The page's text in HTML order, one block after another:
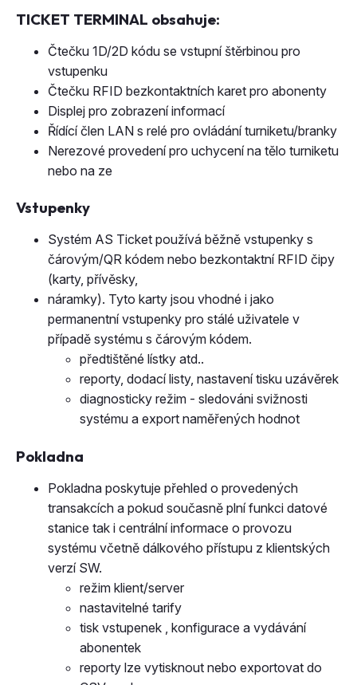
TICKET TERMINAL obsahuje:
Čtečku 1D/2D kódu se vstupní štěrbinou pro
vstupenku
Čtečku RFID bezkontaktních karet pro abonenty
Displej pro zobrazení informací
Řídící člen LAN s relé pro ovládání turniketu/branky
Nerezové provedení pro uchycení na tělo turniketu
nebo na ze
Vstupenky
Systém AS Ticket používá běžně vstupenky s
čárovým/QR kódem nebo bezkontaktní RFID čipy
(karty, přívěsky,
náramky). Tyto karty jsou vhodné i jako
permanentní vstupenky pro stálé uživatele v
případě systému s čárovým kódem.
předtištěné lístky atd..
reporty, dodací listy, nastavení tisku uzávěrek
diagnosticky režim - sledováni svižnosti
systému a export naměřených hodnot
Pokladna
Pokladna poskytuje přehled o provedených
transakcích a pokud současně plní funkci datové
stanice tak i centrální informace o provozu
systému včetně dálkového přístupu z klientských
verzí SW.
režim klient/server
nastavitelné tarify
tisk vstupenek , konfigurace a vydávání
abonentek
reporty lze vytisknout nebo exportovat do